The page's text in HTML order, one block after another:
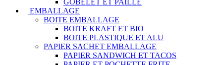
EMBALLAGE
BOITE EMBALLAGE
BOITE KRAFT ET BIO
BOITE PLASTIQUE ET ALU
PAPIER SACHET EMBALLAGE
PAPIER SANDWICH ET TACOS